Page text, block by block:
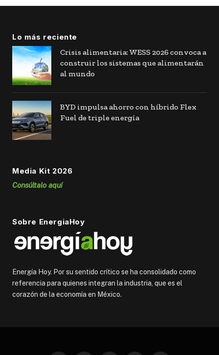
Lo más reciente
Crisis alimentaria: WESS 2026 convoca a
construir los sistemas que alimentarán
al mundo
BYD impulsa ahorro con híbrido Flex
Fuel de triple energía
Media Kit 2026
Consúltalo aquí
Sobre EnergiaHoy
Energía Hoy. Por su sentido crítico se ha consolidado como
referencia para quienes integran la industria, que es el
corazón de la economía en México.